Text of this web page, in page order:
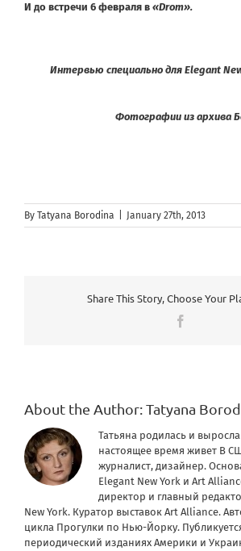
И до встречи 6 февраля в «Drom».
Интервью специально для Elegant
Фотографии из архива
By Tatyana Borodina January 27th, 2013
Share This Story, Choose Your
About the Author:Tatyana
Татьяна родилась и
настоящее время живет В
журналист, дизайнер.
Elegant New York и Art
директор и главный
New York. Куратор выставок Art Alliance.
цикла Прогулки по Нью-Йорку.
периодический изданиях Америки и